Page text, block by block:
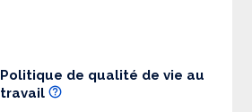
Politique de qualité de vie au
travail